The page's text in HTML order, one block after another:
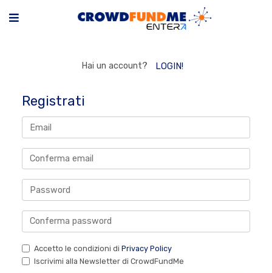
Hai un account? LOGIN!
Registrati
Accetto le condizioni di Privacy Policy
Iscrivimi alla Newsletter di CrowdFundMe